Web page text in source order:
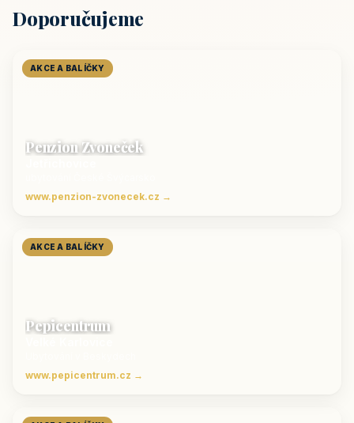
Doporučujeme
AKCE A BALÍČKY
Penzion Zvoneček
www.penzion-zvonecek.cz →
AKCE A BALÍČKY
Pepicentrum
www.pepicentrum.cz →